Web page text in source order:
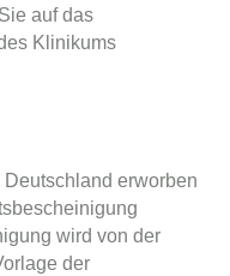
auf das
Klinikums
erworben
wird von der
der